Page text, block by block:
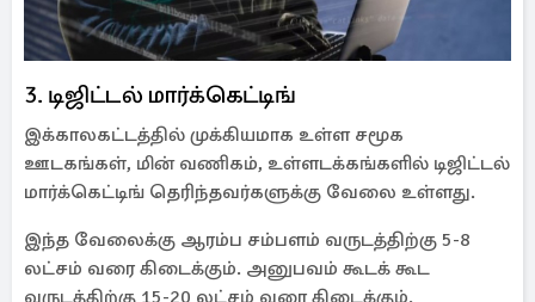
3. டிஜிட்டல் மார்க்கெட்டிங்
இக்காலகட்டத்தில் முக்கியமாக உள்ள சமூக
ஊடகங்கள், மின் வணிகம், உள்ளடக்கங்களில் டிஜிட்டல்
மார்க்கெட்டிங் தெரிந்தவர்களுக்கு வேலை உள்ளது.
இந்த வேலைக்கு ஆரம்ப சம்பளம் வருடத்திற்கு 5-8
லட்சம் வரை கிடைக்கும். அனுபவம் கூடக் கூட
வருடத்திற்கு 15-20 லட்சம் வரை கிடைக்கும்.